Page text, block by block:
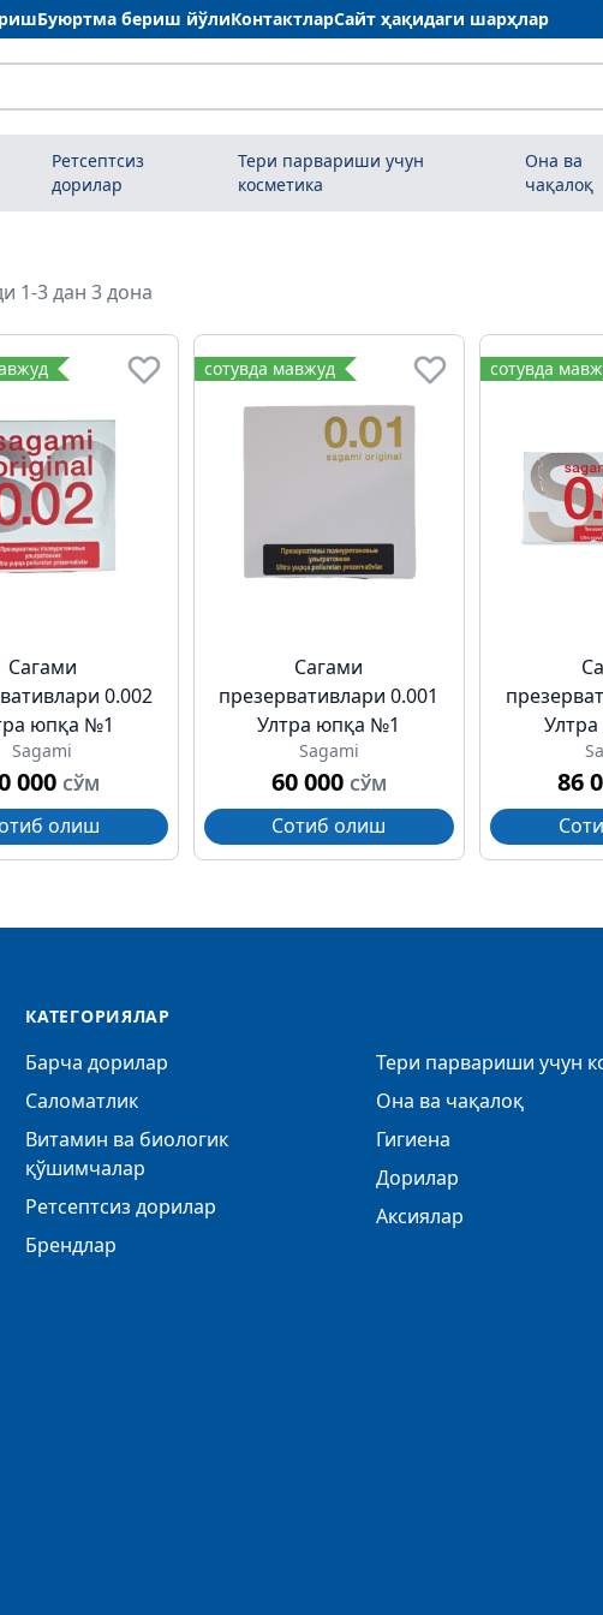
Буюртма бериш йўлиКонтактларСайт ҳақидаги шарҳлар
Ретсептсиз
дорилар
Тери парвариши учун
косметика
Она ва
чақалоқ
1-3 дан 3 дона
Сагами
0.002
юпқа №1
Sagami
000 СЎМ
олиш
сотувда мавжуд
Сагами
презервативлари 0.001
Ултра юпқа №1
Sagami
60 000 СЎМ
Сотиб олиш
сотувда
86
КАТЕГОРИЯЛАР
Барча дорилар
Саломатлик
Витамин ва биологик
қўшимчалар
Ретсептсиз дорилар
Брендлар
Тери парвариши учун
Она ва чақалоқ
Гигиена
Дорилар
Аксиялар